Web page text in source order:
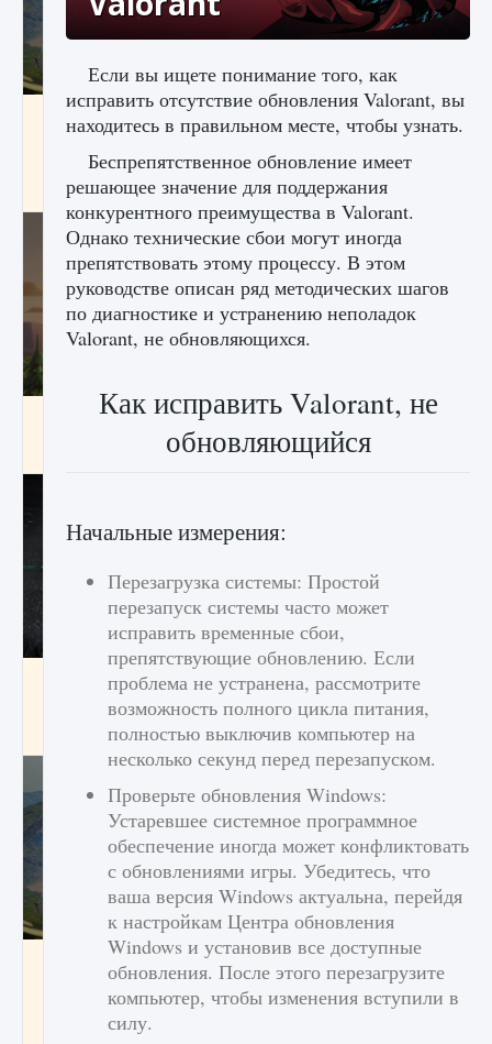
Как исправить ошибку Palworld «Идет
сохранение мира — Невозможно начать
сохранение данных мира»
9 августа 2024 2 511 0 0
Как заработать медали лиги Clash of Clans
2 599 0 1
лицензии, лиги, команды и стадионы в EA
9 августа 2024 2 395 0 2
Как исправить ошибку Palworld EPalworld
«Идет сохранение мира — Невозможно
начать сохранение данных мира»
9 августа 2024
Если вы ищете понимание того, как
исправить отсутствие обновления Valorant, вы
находитесь в правильном месте, чтобы узнать.
Беспрепятственное обновление имеет
решающее значение для поддержания
конкурентного преимущества в Valorant.
Однако технические сбои могут иногда
препятствовать этому процессу. В этом
руководстве описан ряд методических шагов
по диагностике и устранению неполадок
Valorant, не обновляющихся.
Как исправить Valorant, не
обновляющийся
Начальные измерения:
Перезагрузка системы: Простой
перезапуск системы часто может
исправить временные сбои,
препятствующие обновлению. Если
проблема не устранена, рассмотрите
возможность полного цикла питания,
полностью выключив компьютер на
несколько секунд перед перезапуском.
Проверьте обновления Windows:
Устаревшее системное программное
обеспечение иногда может конфликтовать
с обновлениями игры. Убедитесь, что
ваша версия Windows актуальна, перейдя
к настройкам Центра обновления
Windows и установив все доступные
обновления. После этого перезагрузите
компьютер, чтобы изменения вступили в
силу.